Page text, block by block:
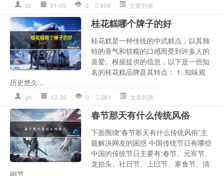
dz 01-09 0 804 文章列表
桂花糕哪个牌子的好
桂花糕是一种传统的中式糕点，以其独
特的香气和软糯的口感而受到许多人的
喜爱。根据提供的信息，以下是一些知
名的桂花糕品牌及其特点： 1. 知味观
历史悠久...
gh 12-26 0 381 文章列表
春节那天有什么传统风俗
下面围绕“春节那天有什么传统风俗”主
题解决网友的困惑 中国传统节日有哪些
中国的传统节日主要有:春节、元宵节、
龙抬头、社日节、上巳节、寒食节、清
明节、...